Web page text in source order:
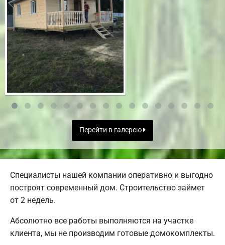
Перейти в галерею
Специалисты нашей компании оперативно и выгодно
построят современный дом. Строительство займет
от 2 недель.
Абсолютно все работы выполняются на участке
клиента, мы не производим готовые домокомплекты.